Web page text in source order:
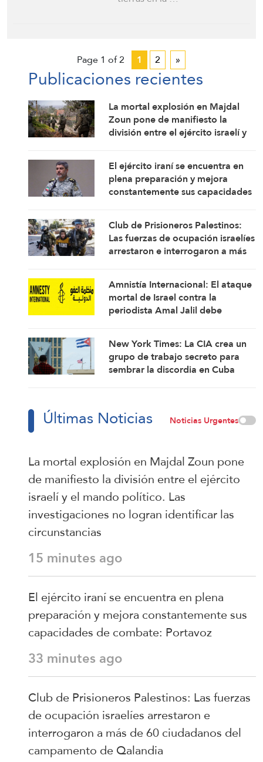
Page 1 of 2 1 2 »
Publicaciones recientes
La mortal explosión en Majdal
Zoun pone de manifiesto la
división entre el ejército israelí y
investigaciones no logran
identificar las circunstancias
El ejército iraní se encuentra en
plena preparación y mejora
constantemente sus capacidades
Club de Prisioneros Palestinos:
Las fuerzas de ocupación israelíes
arrestaron e interrogaron a más
campamento de Qalandia
Amnistía Internacional: El ataque
mortal de Israel contra la
periodista Amal Jalil debe
New York Times: La CIA crea un
grupo de trabajo secreto para
sembrar la discordia en Cuba
Últimas Noticias Noticias Urgentes
La mortal explosión en Majdal Zoun pone
de manifiesto la división entre el ejército
israelí y el mando político. Las
investigaciones no logran identificar las
circunstancias
15 minutes ago
El ejército iraní se encuentra en plena
preparación y mejora constantemente sus
capacidades de combate: Portavoz
33 minutes ago
Club de Prisioneros Palestinos: Las fuerzas
de ocupación israelíes arrestaron e
interrogaron a más de 60 ciudadanos del
campamento de Qalandia